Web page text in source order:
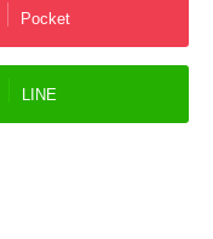
Pocket
LINE